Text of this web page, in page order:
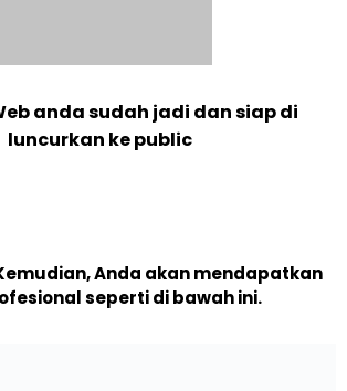
anda sudah jadi dan siap di
luncurkan ke public
Kemudian, Anda akan mendapatkan
seperti di bawah ini.